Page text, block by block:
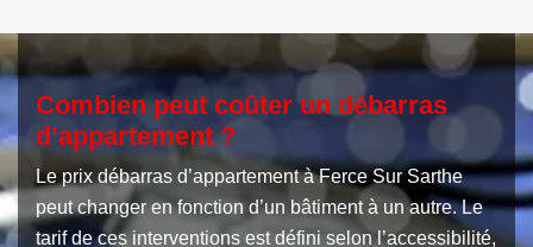
Combien peut coûter un débarras
d’appartement ?
Le prix débarras d’appartement à Ferce Sur Sarthe
peut changer en fonction d’un bâtiment à un autre. Le
tarif de ces interventions est défini selon l’accessibilité,